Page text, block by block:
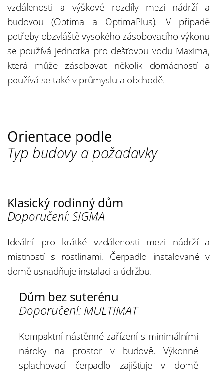
vzdálenosti a výškové rozdíly mezi nádrží a
budovou (Optima a OptimaPlus). V případě
potřeby obzvláště vysokého zásobovacího výkonu
se používá jednotka pro dešťovou vodu Maxima,
která může zásobovat několik domácností a
používá se také v průmyslu a obchodě.
Orientace podle
Typ budovy a požadavky
Klasický rodinný dům
Doporučení: SIGMA
Ideální pro krátké vzdálenosti mezi nádrží a
místností s rostlinami. Čerpadlo instalované v
domě usnadňuje instalaci a údržbu.
Dům bez suterénu
Doporučení: MULTIMAT
Kompaktní nástěnné zařízení s minimálními
nároky na prostor v budově. Výkonné
splachovací čerpadlo zajišťuje v domě